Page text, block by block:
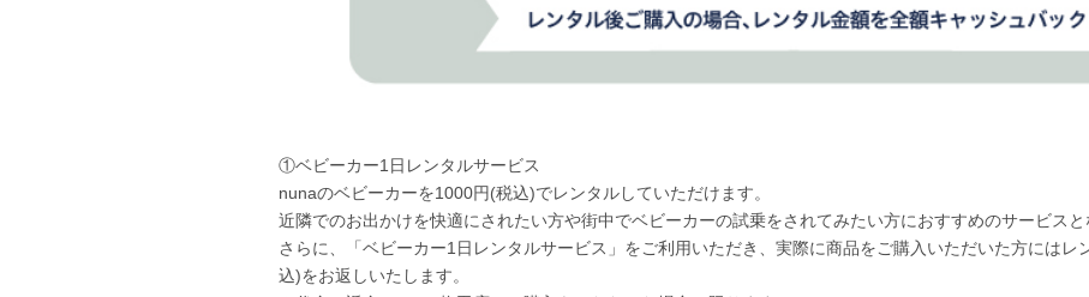
①ベビーカー1日レンタルサービス
nunaのベビーカーを1000円(税込)でレンタルしていただけます。
近隣でのお出かけを快適にされたい方や街中でベビーカーの試乗をされてみたい方におすすめのサービスと
さらに、「ベビーカー1日レンタルサービス」をご利用いただき、実際に商品をご購入いただいた方にはレ
込)をお返しいたします。